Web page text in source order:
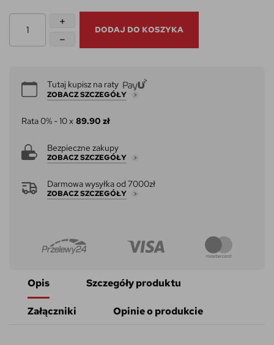
DODAJ DO KOSZYKA
Tutaj kupisz na raty
ZOBACZ SZCZEGÓŁY
Rata 0% - 10 x 89.90 zł
Bezpieczne zakupy
ZOBACZ SZCZEGÓŁY
Darmowa wysyłka od 7000zł
ZOBACZ SZCZEGÓŁY
Opis Szczegóły produktu
Załączniki Opinie o produkcie